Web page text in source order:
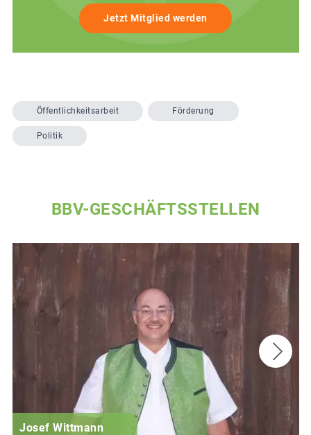
Jetzt Mitglied werden
Öffentlichkeitsarbeit Förderung
Politik
BBV-GESCHÄFTSSTELLEN
Josef Wittmann